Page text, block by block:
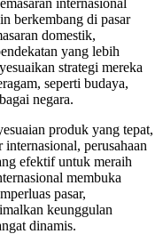
berkembang di pasar
domestik,
yang lebih
strategi mereka
seperti budaya,
negara.
produk yang tepat,
internasional, perusahaan
efektif untuk meraih
membuka
pasar,
keunggulan
dinamis.